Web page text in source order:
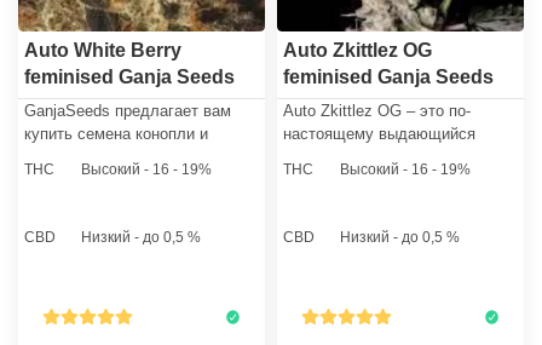
Auto White Berry
feminised Ganja Seeds
GanjaSeeds предлагает вам
купить семена конопли и
экологически чистый продукт,
THC Высокий - 16 - 19%
CBD Низкий - до 0,5 %
Auto Zkittlez OG
feminised Ganja Seeds
Auto Zkittlez OG – это по-
настоящему выдающийся
сочетание классической
THC Высокий - 16 - 19%
CBD Низкий - до 0,5 %